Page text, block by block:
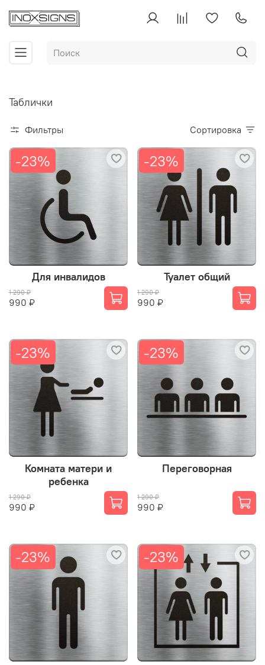
Таблички
Фильтры Сортировка
-23%
Для инвалидов
1 290 ₽
990 ₽
-23%
Туалет общий
1 290 ₽
990 ₽
-23%
Комната матери и
ребенка
1 290 ₽
990 ₽
-23%
Переговорная
1 290 ₽
990 ₽
-23% -23%